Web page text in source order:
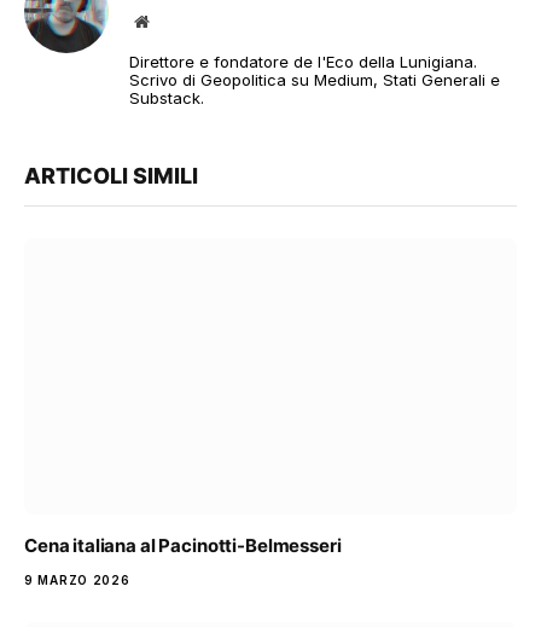
Sito
Direttore e fondatore de l'Eco della Lunigiana.
Scrivo di Geopolitica su Medium, Stati Generali e
Substack.
ARTICOLI SIMILI
Cena italiana al Pacinotti-Belmesseri
9 MARZO 2026